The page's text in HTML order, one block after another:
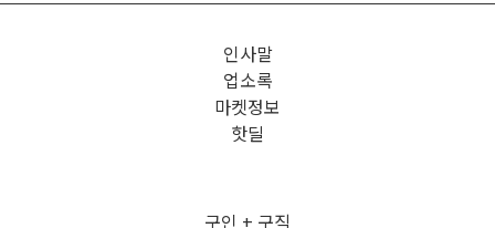
인사말
업소록
마켓정보
핫딜
구인 + 구직